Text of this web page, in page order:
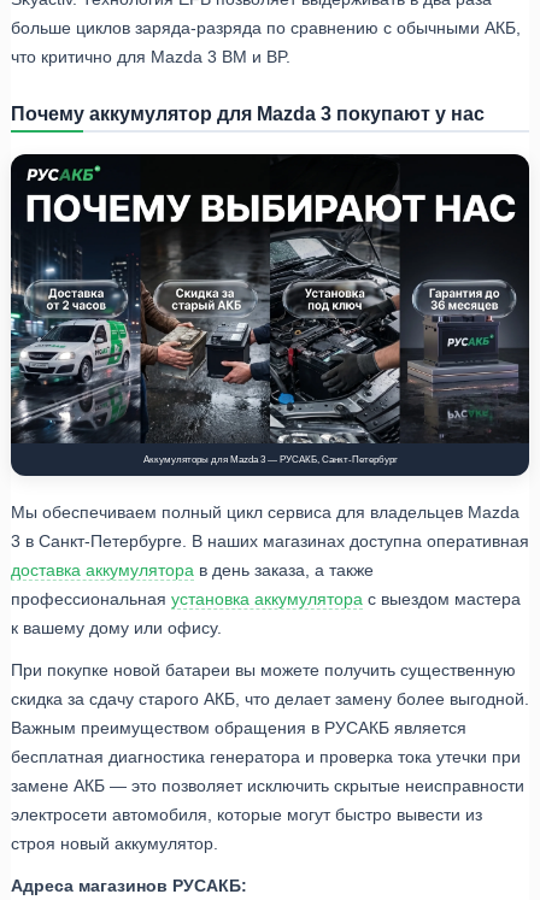
больше циклов заряда-разряда по сравнению с обычными АКБ,
что критично для Mazda 3 BM и BP.
Почему аккумулятор для Mazda 3 покупают у нас
Аккумуляторы для Mazda 3 — РУСАКБ, Санкт-Петербург
Мы обеспечиваем полный цикл сервиса для владельцев Mazda
3 в Санкт-Петербурге. В наших магазинах доступна оперативная
доставка аккумулятора в день заказа, а также
профессиональная установка аккумулятора с выездом мастера
к вашему дому или офису.
При покупке новой батареи вы можете получить существенную
скидка за сдачу старого АКБ, что делает замену более выгодной.
Важным преимуществом обращения в РУСАКБ является
бесплатная диагностика генератора и проверка тока утечки при
замене АКБ — это позволяет исключить скрытые неисправности
электросети автомобиля, которые могут быстро вывести из
строя новый аккумулятор.
Адреса магазинов РУСАКБ: